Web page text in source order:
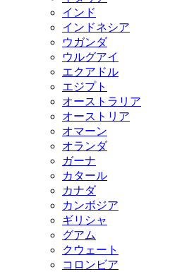
インド
インドネシア
ウガンダ
ウルグアイ
エクアドル
エジプト
オーストラリア
オーストリア
オマーン
オランダ
ガーナ
カタール
カナダ
カンボジア
ギリシャ
グアム
クウェート
コロンビア